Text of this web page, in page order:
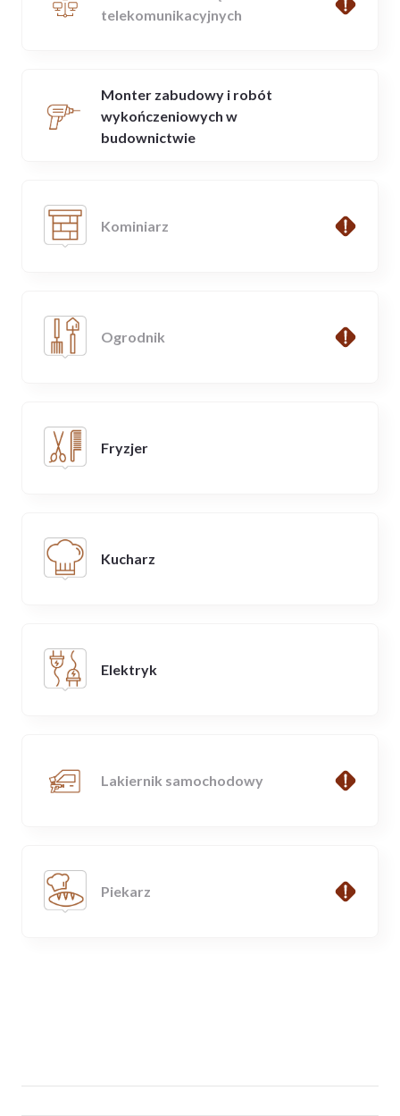
telekomunikacyjnych
Monter zabudowy i robót
wykończeniowych w
budownictwie
Kominiarz
Ogrodnik
Fryzjer
Kucharz
Elektryk
Lakiernik samochodowy
Piekarz